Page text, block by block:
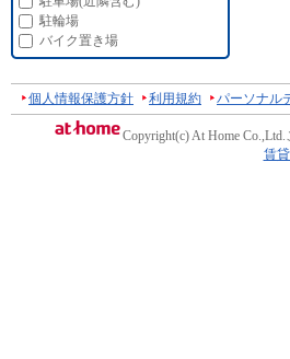
駐輪場
バイク置き場
個人情報保護方針 利用規約 パーソナル
Copyright(c) At Home Co.,Ltd.
賃